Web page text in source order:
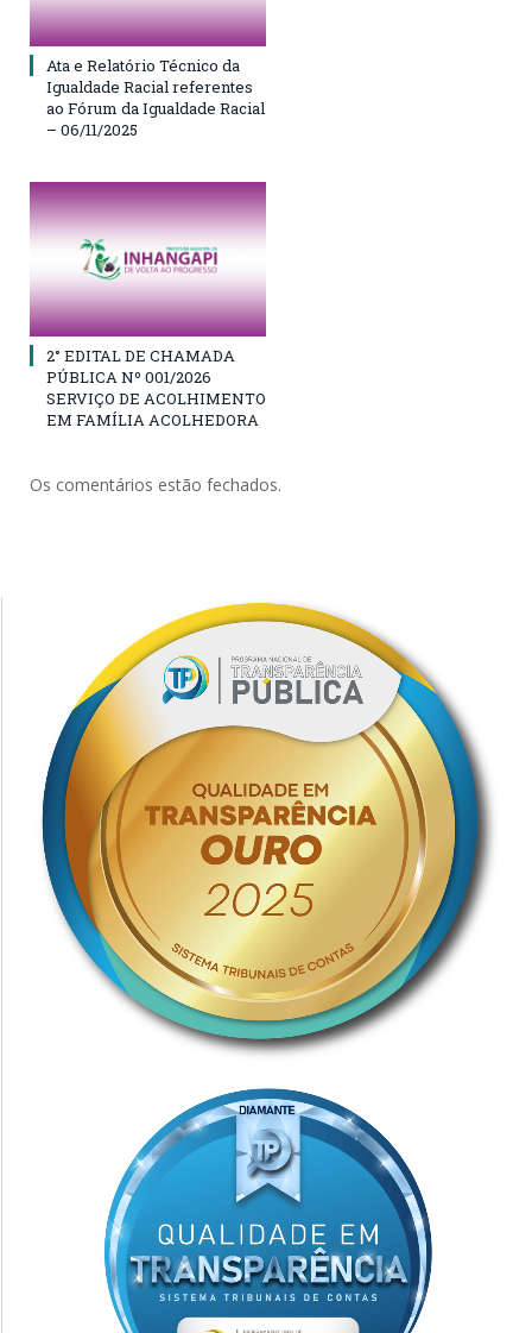
Ata e Relatório Técnico da
Igualdade Racial referentes
ao Fórum da Igualdade Racial
– 06/11/2025
2° EDITAL DE CHAMADA
PÚBLICA Nº 001/2026
SERVIÇO DE ACOLHIMENTO
EM FAMÍLIA ACOLHEDORA
Os comentários estão fechados.